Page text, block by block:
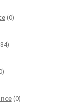
0izdelkov
84izdelkov
izdelkov
0izdelkov